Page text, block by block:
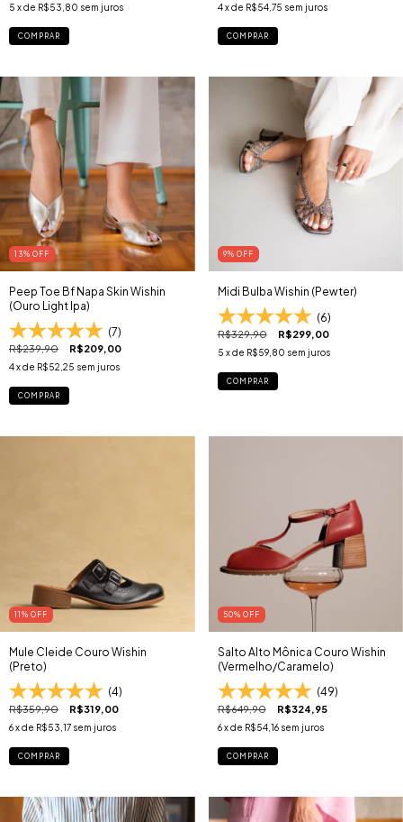
5 x de R$53,80 sem juros
COMPRAR
4 x de R$54,75 sem juros
COMPRAR
13% OFF
Peep Toe Bf Napa Skin Wishin
(Ouro Light Ipa)
(7)
R$239,90 R$209,00
4x de R$52,25 sem juros
COMPRAR
9% OFF
Midi Bulba Wishin (Pewter)
(6)
R$329,90 R$299,00
5 x de R$59,80 sem juros
COMPRAR
11 % OFF
Mule Cleide Couro Wishin
(Preto)
(4)
R$359,90 R$319,00
6x de R$53,17 sem juros
COMPRAR
50% OFF
Salto Alto Mônica Couro Wishin
(Vermelho/Caramelo)
(49)
R$649,90 R$324,95
6 x de R$54,16 sem juros
COMPRAR